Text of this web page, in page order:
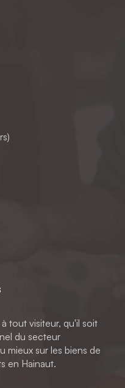
tout visiteur, qu'il soit
du secteur
mieux sur les biens de
en Hainaut.